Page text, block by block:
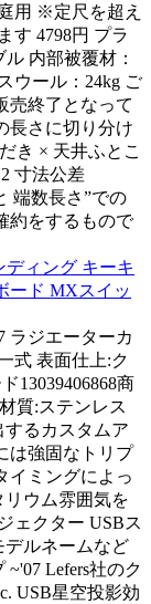
用 ※定尺を超え
す 4798円 プラ
内部被覆材：
ウール：24kg ご
売終了となって
長さに切り分け
き × 天井ふとこ
寸法公差
端数長さ”での
約をするもので
ディング キーキ
ード MXスイッ
ラジエーターカ
式 表面仕上:ク
13039406868商
質:ステンレス
るカスタムア
は強固なトリプ
イミングによっ
ウム雰囲気を
ェクター USBス
デルネームなど
Lefers社のク
USB星空投影効